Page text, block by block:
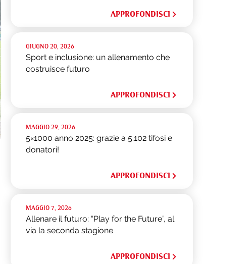
APPROFONDISCI
GIUGNO 20, 2026
Sport e inclusione: un allenamento che
costruisce futuro
APPROFONDISCI
MAGGIO 29, 2026
5×1000 anno 2025: grazie a 5.102 tifosi e
donatori!
APPROFONDISCI
MAGGIO 7, 2026
Allenare il futuro: “Play for the Future”, al
via la seconda stagione
APPROFONDISCI